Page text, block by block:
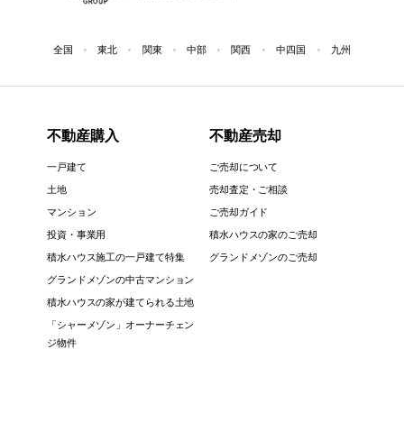
全国 東北 関東 中部 関西 中四国 九州
不動産購入
一戸建て
土地
マンション
投資・事業用
積水ハウス施工の一戸建て特集
グランドメゾンの中古マンション
積水ハウスの家が建てられる土地
「シャーメゾン」オーナーチェン
ジ物件
不動産売却
ご売却について
売却査定・ご相談
ご売却ガイド
積水ハウスの家のご売却
グランドメゾンのご売却